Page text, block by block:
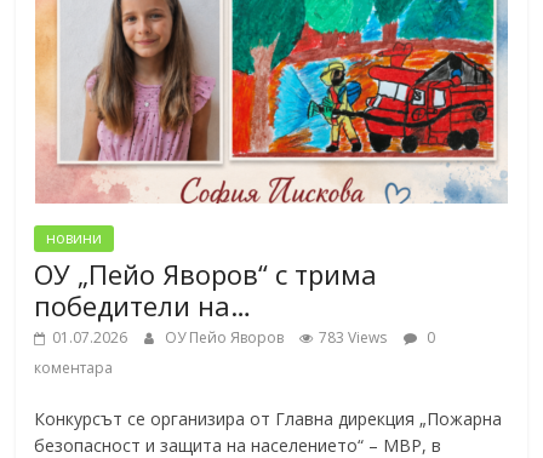
новини
ОУ „Пейо Яворов“ с трима
победители на…
01.07.2026 ОУ Пейо Яворов 783 Views
0
коментара
Конкурсът се организира от Главна дирекция „Пожарна
безопасност и защита на населението“ – МВР, в